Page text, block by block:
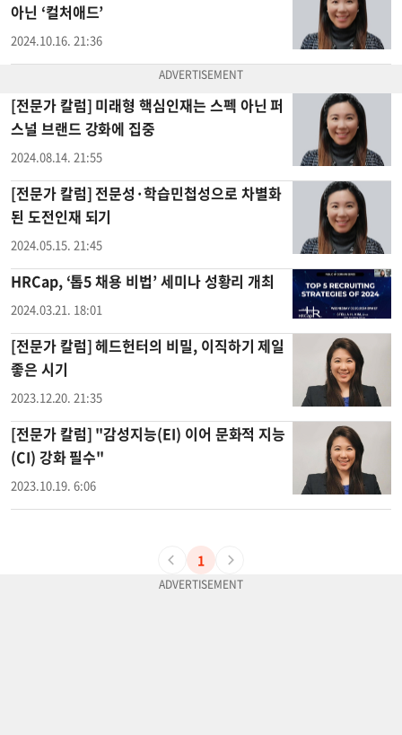
아닌 ‘컬처애드’
2024.10.16. 21:36
[전문가 칼럼] 미래형 핵심인재는 스펙 아닌 퍼
스널 브랜드 강화에 집중
2024.08.14. 21:55
[전문가 칼럼] 전문성·학습민첩성으로 차별화
된 도전인재 되기
2024.05.15. 21:45
HRCap, ‘톱5 채용 비법’ 세미나 성황리 개최
2024.03.21. 18:01
[전문가 칼럼] 헤드헌터의 비밀, 이직하기 제일
좋은 시기
2023.12.20. 21:35
[전문가 칼럼] "감성지능(EI) 이어 문화적 지능
(CI) 강화 필수"
2023.10.19. 6:06
1